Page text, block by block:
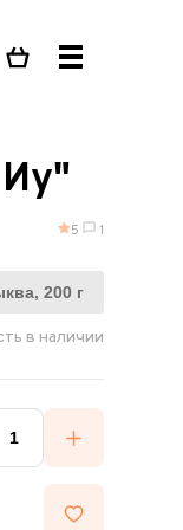
5 1
200 г
в наличии